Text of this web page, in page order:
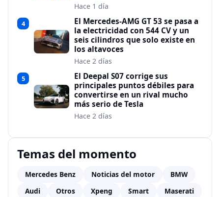
Hace 1 día
4
El Mercedes-AMG GT 53 se pasa a
la electricidad con 544 CV y un
seis cilindros que solo existe en
los altavoces
Hace 2 días
5
El Deepal S07 corrige sus
principales puntos débiles para
convertirse en un rival mucho
más serio de Tesla
Hace 2 días
Temas del momento
Mercedes Benz Noticias del motor
BMW
Audi
Otros Xpeng Smart Maserati